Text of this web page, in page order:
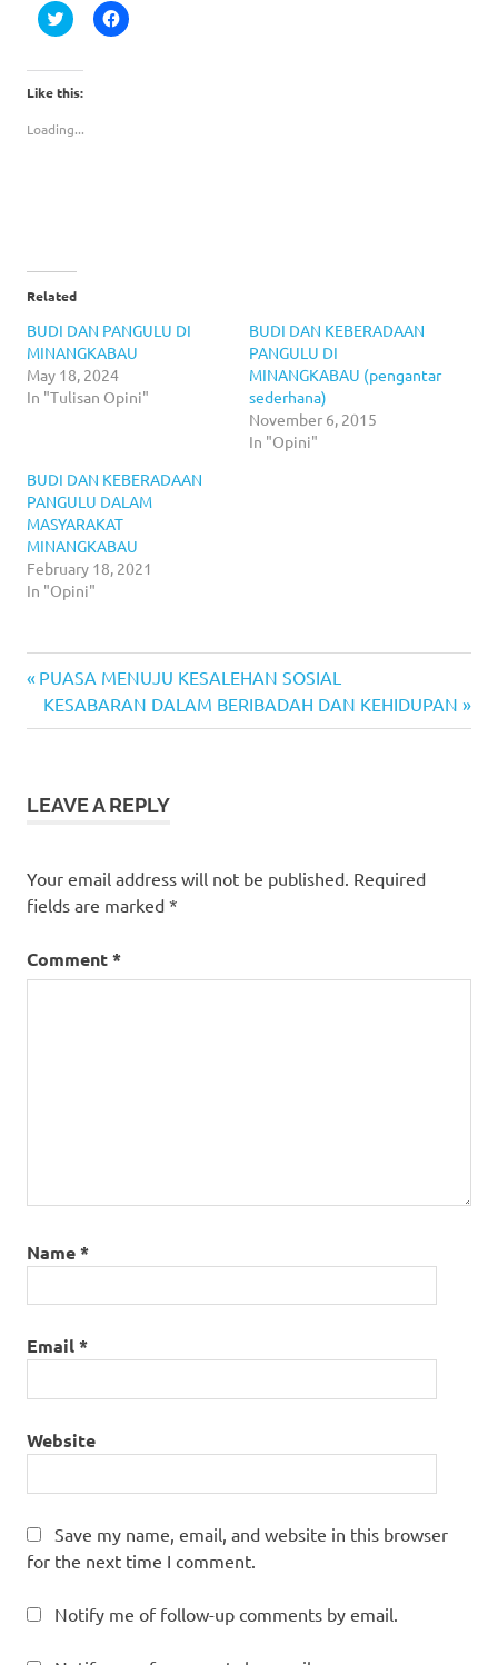
Click
to
Twitter
(Opens
in
window)
Click
to
Like this:
Loading...
Related
BUDI DAN PANGULU DI
MINANGKABAU
May 18, 2024
In "Tulisan Opini"
BUDI DAN KEBERADAAN
PANGULU DI
MINANGKABAU (pengantar
sederhana)
November 6, 2015
In "Opini"
BUDI DAN KEBERADAAN
PANGULU DALAM
MASYARAKAT
MINANGKABAU
February 18, 2021
In "Opini"
Post
navigation
Previous
Post:
PUASA MENUJU KESALEHAN SOSIAL
Next
Post:
KESABARAN DALAM BERIBADAH DAN KEHIDUPAN
LEAVE A REPLY
Your email address will not be published. Required
fields are marked *
Comment*
Name*
Email*
Website
Save my name, email, and website in this browser
for the next time I comment.
Notify me of follow-up comments by email.